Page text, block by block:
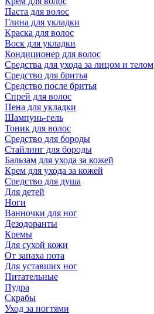
Паста для волос
Глина для укладки
Краска для волос
Воск для укладки
Кондиционер для волос
Средства для ухода за лицом и телом
Средство для бритья
Средство после бритья
Спрей для волос
Пена для укладки
Шампунь-гель
Тоник для волос
Средство для бороды
Стайлинг для бороды
Бальзам для ухода за кожей
Крем для ухода за кожей
Средство для душа
Для детей
Ноги
Ванночки для ног
Дезодоранты
Кремы
Для сухой кожи
От запаха пота
Для уставших ног
Питательные
Пудра
Скрабы
Уход за ногтями